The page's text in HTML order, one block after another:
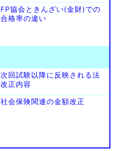
FP協会ときんざい(金財)での
合格率の違い
次回試験以降に反映される法
改正内容
社会保険関連の金額改正